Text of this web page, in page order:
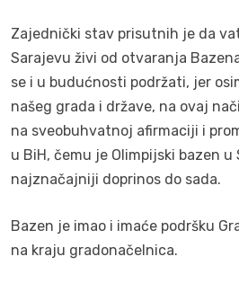
Zajednički stav prisutnih je da
Sarajevu živi od otvaranja
se i u budućnosti podržati, jer
našeg grada i države, na ovaj
na sveobuhvatnoj afirmaciji i
u BiH, čemu je Olimpijski bazen u
najznačajniji doprinos do sada.
Bazen je imao i imaće podršku
na kraju gradonačelnica.